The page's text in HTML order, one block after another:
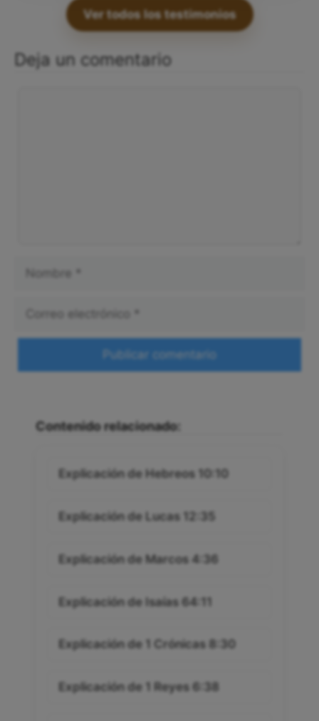
Ver todos los testimonios
Deja un comentario
Contenido relacionado:
Explicación de Hebreos 10:10
Explicación de Lucas 12:35
Explicación de Marcos 4:36
Explicación de Isaías 64:11
Explicación de 1 Crónicas 8:30
Explicación de 1 Reyes 6:38